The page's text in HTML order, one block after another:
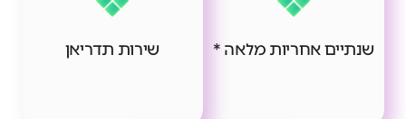
שנתיים אחריות מלאה * שירות תדריאן